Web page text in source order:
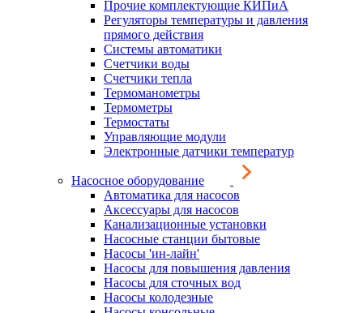
Прочие комплектующие КИПиА
Регуляторы температуры и давления
прямого действия
Системы автоматики
Счетчики воды
Счетчики тепла
Термоманометры
Термометры
Термостаты
Управляющие модули
Электронные датчики температур
Насосное оборудование
Автоматика для насосов
Аксессуары для насосов
Канализационные установки
Насосные станции бытовые
Насосы 'ин-лайн'
Насосы для повышения давления
Насосы для сточных вод
Насосы колодезные